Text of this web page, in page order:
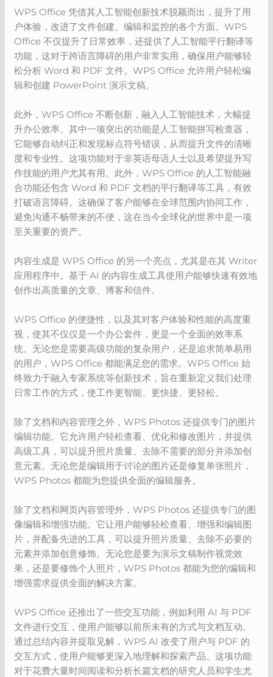
WPS Office 凭借其人工智能创新技术脱颖而出，提升了用
户体验，改进了文件创建、编辑和监控的各个方面。WPS
Office 不仅提升了日常效率，还提供了人工智能平行翻译等
功能，这对于跨语言障碍的用户非常实用，确保用户能够轻
松分析 Word 和 PDF 文件。WPS Office 允许用户轻松编
辑和创建 PowerPoint 演示文稿。
此外，WPS Office 不断创新，融入人工智能技术，大幅提
升办公效率。其中一项突出的功能是人工智能拼写检查器，
它能够自动纠正和发现标点符号错误，从而提升文件的清晰
度和专业性。这项功能对于非英语母语人士以及希望提升写
作技能的用户尤其有用。此外，WPS Office 的人工智能融
合功能还包含 Word 和 PDF 文档的平行翻译等工具，有效
打破语言障碍。这确保了客户能够在全球范围内协同工作，
避免沟通不畅带来的不便，这在当今全球化的世界中是一项
至关重要的资产。
内容生成是 WPS Office 的另一个亮点，尤其是在其 Writer
应用程序中。基于 AI 的内容生成工具使用户能够快速有效地
创作出高质量的文章、博客和信件。
WPS Office 的便捷性，以及其对客户体验和性能的高度重
视，使其不仅仅是一个办公套件，更是一个全面的效率系
统。无论您是需要高级功能的复杂用户，还是追求简单易用
的用户，WPS Office 都能满足您的需求。WPS Office 始
终致力于融入专家系统等创新技术，旨在重新定义我们处理
日常工作的方式，使工作更智能、更快捷、更轻松。
除了文档和内容管理之外，WPS Photos 还提供专门的图片
编辑功能。它允许用户轻松查看、优化和修改图片，并提供
高级工具，可以提升照片质量、去除不需要的部分并添加创
意元素。无论您是编辑用于讨论的图片还是修复单张照片，
WPS Photos 都能为您提供全面的编辑服务。
除了文档和网页内容管理外，WPS Photos 还提供专门的图
像编辑和增强功能。它让用户能够轻松查看、增强和编辑图
片，并配备先进的工具，可以提升照片质量、去除不必要的
元素并添加创意修饰。无论您是要为演示文稿制作视觉效
果，还是要修饰个人照片，WPS Photos 都能为您的编辑和
增强需求提供全面的解决方案。
WPS Office 还推出了一些交互功能，例如利用 AI 与 PDF
文件进行交互，使用户能够以前所未有的方式与文档互动。
通过总结内容并提取见解，WPS AI 改变了用户与 PDF 的
交互方式，使用户能够更深入地理解和探索产品。这项功能
对于花费大量时间阅读和分析长篇文档的研究人员和学生尤